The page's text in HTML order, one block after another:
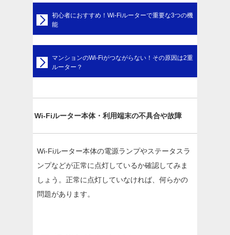
初心者におすすめ！Wi-Fiルーターで重要な3つの機
能
マンションのWi-Fiがつながらない！その原因は2重
ルーター？
Wi-Fiルーター本体・利用端末の不具合や故障
Wi-Fiルーター本体の電源ランプやステータスラ
ンプなどが正常に点灯しているか確認してみま
しょう。正常に点灯していなければ、何らかの
問題があります。